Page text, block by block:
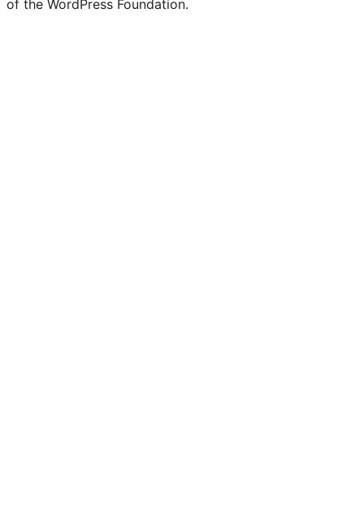
of the WordPress Foundation.